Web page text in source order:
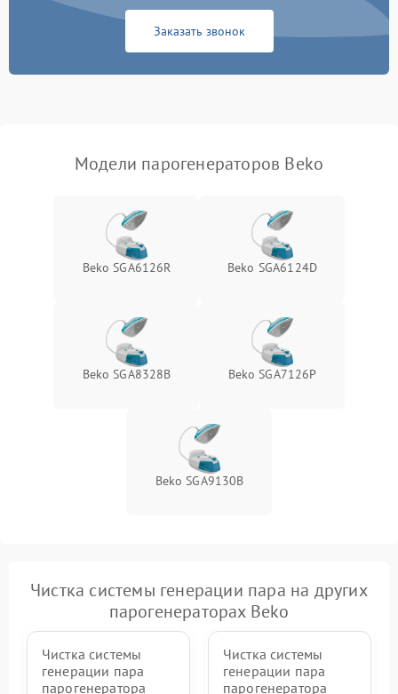
1500 ₽ Подробнее →
Не подает пар 1800 ₽ Подробнее →
Заказать звонок
Модели парогенераторов Beko
Beko SGA6126R Beko SGA6124D
Beko SGA8328B Beko SGA7126P
Beko SGA9130B
Чистка системы генерации пара на других
парогенераторах Beko
Чистка системы
генерации пара
парогенератора
Чистка системы
генерации пара
парогенератора